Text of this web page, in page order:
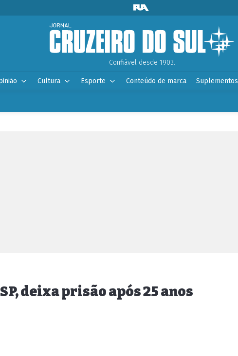
Confiável desde 1903.
Cultura Esporte Conteúdo de marca Suplementos
deixa prisão após 25 anos